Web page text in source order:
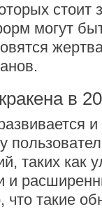
стоит
могут
в
таких как
и
такие